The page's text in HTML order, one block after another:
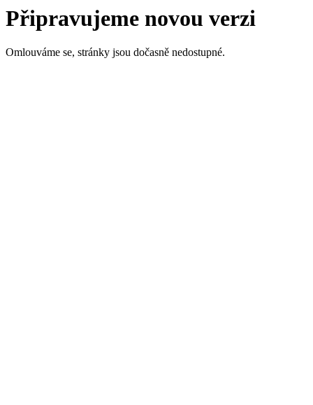
Připravujeme novou verzi
Omlouváme se, stránky jsou dočasně nedostupné.